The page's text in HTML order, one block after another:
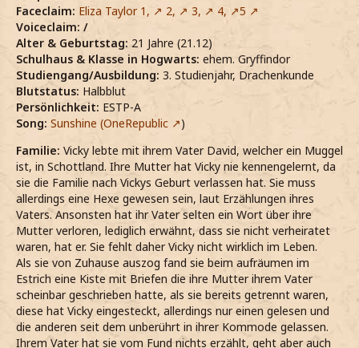
Faceclaim: Eliza Taylor 1, 2, 3, 4,
5
Voiceclaim: /
Alter & Geburtstag: 21 Jahre (21.12)
Schulhaus & Klasse in Hogwarts: ehem. Gryffindor
Studiengang/Ausbildung: 3. Studienjahr, Drachenkunde
Blutstatus: Halbblut
Persönlichkeit: ESTP-A
Song: Sunshine (OneRepublic
)
Familie: Vicky lebte mit ihrem Vater David, welcher ein Muggel
ist, in Schottland. Ihre Mutter hat Vicky nie kennengelernt, da
sie die Familie nach Vickys Geburt verlassen hat. Sie muss
allerdings eine Hexe gewesen sein, laut Erzählungen ihres
Vaters. Ansonsten hat ihr Vater selten ein Wort über ihre
Mutter verloren, lediglich erwähnt, dass sie nicht verheiratet
waren, hat er. Sie fehlt daher Vicky nicht wirklich im Leben.
Als sie von Zuhause auszog fand sie beim aufräumen im
Estrich eine Kiste mit Briefen die ihre Mutter ihrem Vater
scheinbar geschrieben hatte, als sie bereits getrennt waren,
diese hat Vicky eingesteckt, allerdings nur einen gelesen und
die anderen seit dem unberührt in ihrer Kommode gelassen.
Ihrem Vater hat sie vom Fund nichts erzählt, geht aber auch